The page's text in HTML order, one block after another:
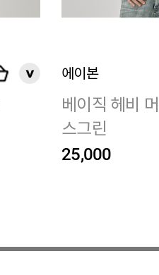
에이본
베이직 헤비
스그린
25,000